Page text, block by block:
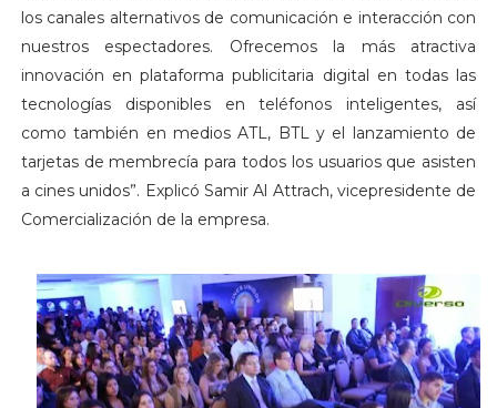
los canales alternativos de comunicación e interacción con
nuestros espectadores. Ofrecemos la más atractiva
innovación en plataforma publicitaria digital en todas las
tecnologías disponibles en teléfonos inteligentes, así
como también en medios ATL, BTL y el lanzamiento de
tarjetas de membrecía para todos los usuarios que asisten
a cines unidos”. Explicó Samir Al Attrach, vicepresidente de
Comercialización de la empresa.